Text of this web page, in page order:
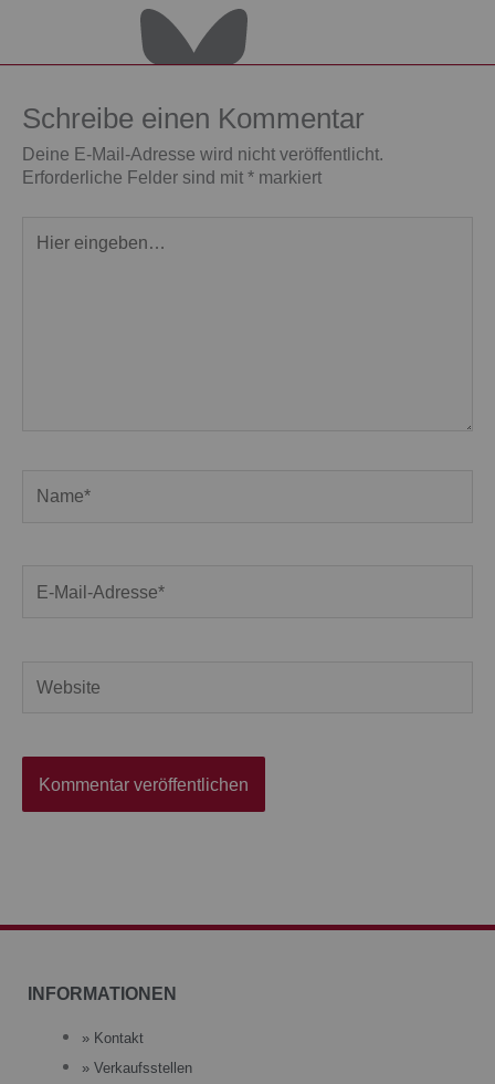
Schreibe einen Kommentar
Deine E-Mail-Adresse wird nicht veröffentlicht.
Erforderliche Felder sind mit * markiert
eingeben…
Mail-
INFORMATIONEN
» Kontakt
» Verkaufsstellen